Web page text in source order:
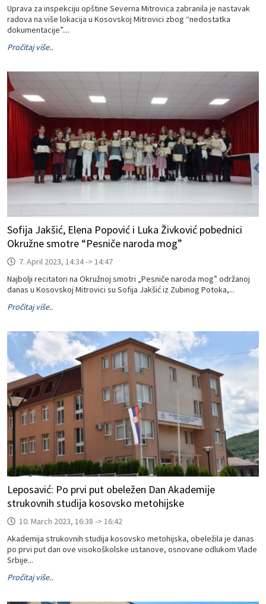
Uprava za inspekciju opštine Severna Mitrovica zabranila je nastavak
radova na više lokacija u Kosovskoj Mitrovici zbog “nedostatka
dokumentacije”....
Pročitaj više..
Sofija Jakšić, Elena Popović i Luka Živković pobednici
Okružne smotre “Pesniče naroda mog”
7. April 2023, 14:34 -> 14:47
Najbolji recitatori na Okružnoj smotri „Pesniče naroda mog” održanoj
danas u Kosovskoj Mitrovici su Sofija Jakšić iz Zubinog Potoka,...
Pročitaj više..
Leposavić: Po prvi put obeležen Dan Akademije
strukovnih studija kosovsko metohijske
10. March 2023, 16:38 -> 16:42
Akademija strukovnih studija kosovsko metohijska, obeležila je danas
po prvi put dan ove visokoškolske ustanove, osnovane odlukom Vlade
Srbije...
Pročitaj više..